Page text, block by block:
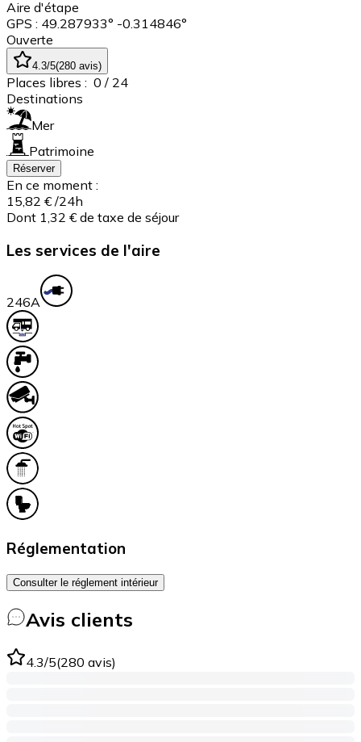
Aire d'étape
GPS : 49.287933° -0.314846°
Ouverte
4.3/5(280 avis)
Places libres : 0 / 24
Destinations
Mer
Patrimoine
Réserver
En ce moment :
15,82 € /24h
Dont 1,32 € de taxe de séjour
Les services de l'aire
246A
Réglementation
Consulter le réglement intérieur
Avis clients
4.3/5(280 avis)